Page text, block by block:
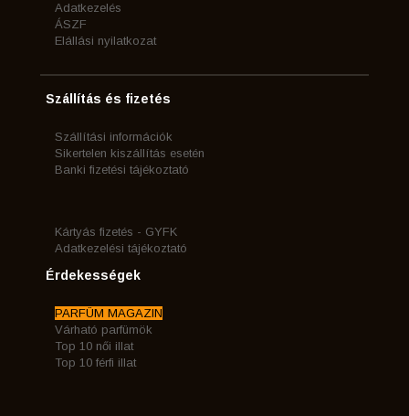
Adatkezelés
ÁSZF
Elállási nyilatkozat
Szállítás és fizetés
Szállítási információk
Sikertelen kiszállítás esetén
Banki fizetési tájékoztató
Kártyás fizetés - GYFK
Adatkezelési tájékoztató
Érdekességek
PARFÜM MAGAZIN
Várható parfümök
Top 10 női illat
Top 10 férfi illat